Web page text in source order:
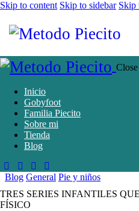
Skip to content Skip to sidebar Skip
Close
Inicio
Gobyfoot
Familia Piecito
Sobre mi
Tienda
Blog
Blog General Pie y niños
TRES SERIES INFANTILES
FÍSICO